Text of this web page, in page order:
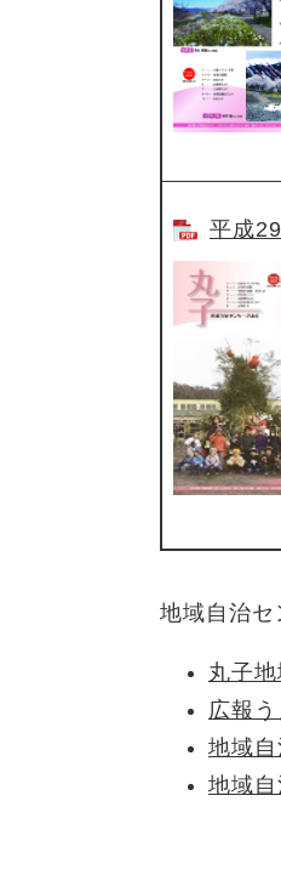
平成
地域自治セ
丸子
広報
地域自
地域自